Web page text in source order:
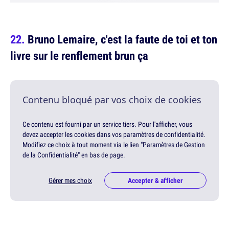
Bruno Lemaire, c'est la faute de toi et ton
livre sur le renflement brun ça
Contenu bloqué par vos choix de cookies
Ce contenu est fourni par un service tiers. Pour l'afficher, vous
devez accepter les cookies dans vos paramètres de confidentialité.
Modifiez ce choix à tout moment via le lien "Paramètres de Gestion
de la Confidentialité" en bas de page.
Gérer mes choix Accepter & afficher